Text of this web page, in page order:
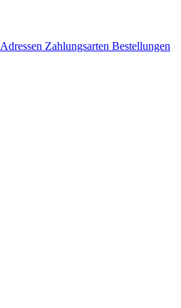
Adressen Zahlungsarten Bestellungen